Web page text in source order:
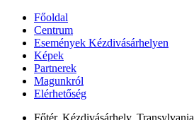
Főoldal
Centrum
Események Kézdivásárhelyen
Képek
Partnerek
Magunkról
Elérhetőség
Főtér, Kézdivásárhely, Transylvania